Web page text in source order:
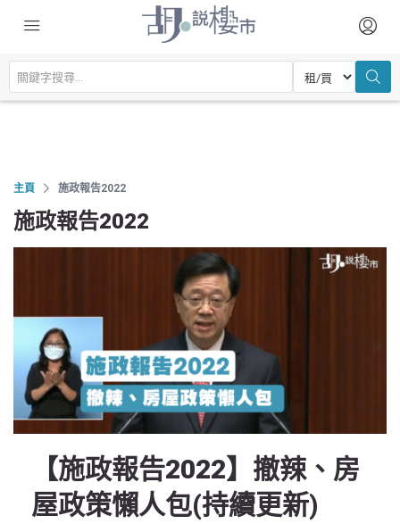
主頁 施政報告2022
施政報告2022
【施政報告2022】撤辣、房
屋政策懶人包(持續更新)